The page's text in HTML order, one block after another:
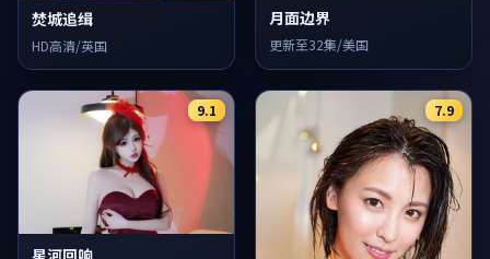
焚城追缉
HD高清/英国
月面边界
更新至32集/美国
9.1 7.9